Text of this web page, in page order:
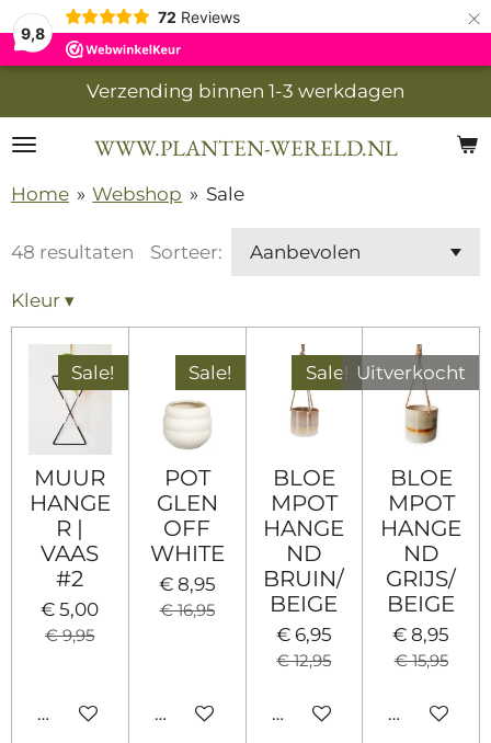
9,8
72 Reviews ×
WWW.PLANTEN-WERELD.NL
Verzending binnen 1-3 werkdagen
Home » Webshop » Sale
48 resultaten Sorteer:
Kleur ▾
Sale!
MUUR
HANGE
R |
VAAS
#2
€ 5,00
€ 9,95
In winkelwagen
Sale!
POT
GLEN
OFF
WHITE
€ 8,95
€ 16,95
In winkelwagen
Sale!
BLOE
MPOT
HANGE
ND
BRUIN/
BEIGE
€ 6,95
€ 12,95
In winkelwagen
Uitverkocht
BLOE
MPOT
HANGE
ND
GRIJS/
BEIGE
€ 8,95
€ 15,95
Houd mij